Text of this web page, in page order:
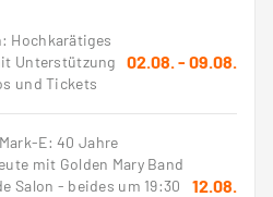
Hochkarätiges
Unterstützung
und Tickets
02.08.- 09.08.
E: 40 Jahre
mit Golden Mary Band
Salon - beides um 19:30
12.08.